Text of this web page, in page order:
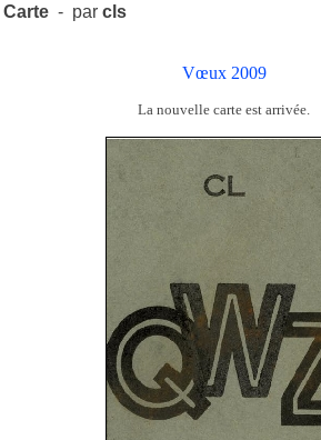
Carte - parcls
Vœux 2009
La nouvelle carte est arrivée.